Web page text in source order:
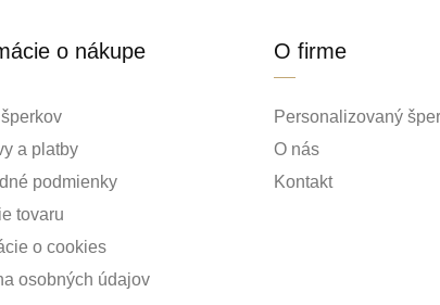
o nákupe
a platby
podmienky
tovaru
o cookies
osobných údajov
O firme
Personalizovaný
O nás
Kontakt